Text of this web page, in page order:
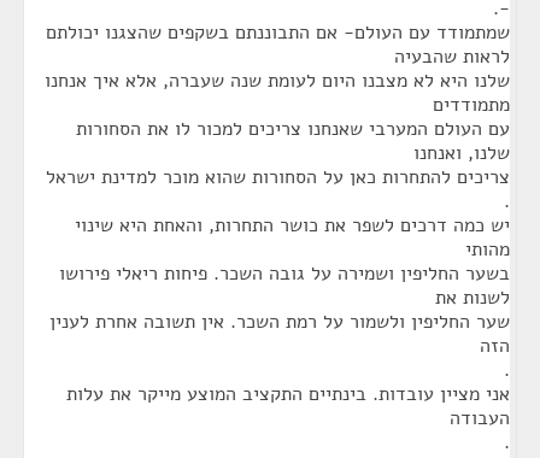
-.
שמתמודד עם העולם- אם התבוננתם בשקפים שהצגנו יכולתם
לראות שהבעיה
שלנו היא לא מצבנו היום לעומת שנה שעברה, אלא איך אנחנו
מתמודדים
עם העולם המערבי שאנחנו צריכים למכור לו את הסחורות
שלנו, ואנחנו
צריכים להתחרות כאן על הסחורות שהוא מוכר למדינת ישראל
.
יש כמה דרכים לשפר את כושר התחרות, והאחת היא שינוי
מהותי
בשער החליפין ושמירה על גובה השכר. פיחות ריאלי פירושו
לשנות את
שער החליפין ולשמור על רמת השכר. אין תשובה אחרת לענין
הזה
.
אני מציין עובדות. בינתיים התקציב המוצע מייקר את עלות
העבודה
.